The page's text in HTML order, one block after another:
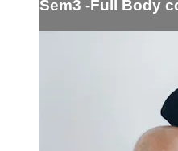
Sem3 -Full Body